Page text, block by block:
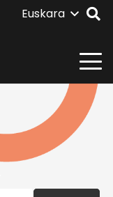
Euskara